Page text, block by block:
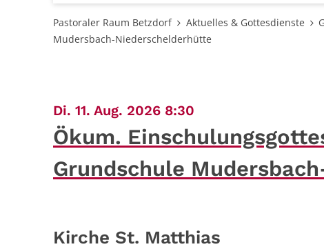
Pastoraler Raum Betzdorf Aktuelles & Gottesdienste
Mudersbach-Niederschelderhütte
Di. 11. Aug. 2026 8:30
Ökum.
Grundschule
Kirche St. Matthias